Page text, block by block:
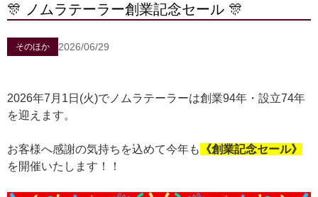
🎊 ノムラテーラー創業記念セール 🎊
そのほか 2026/06/29
2026年7月1日(火)でノムラテーラーは創業94年・設立74年
を迎えます。
お客様へ感謝の気持ちを込めて今年も
《創業記念セール》
を開催いたします！！